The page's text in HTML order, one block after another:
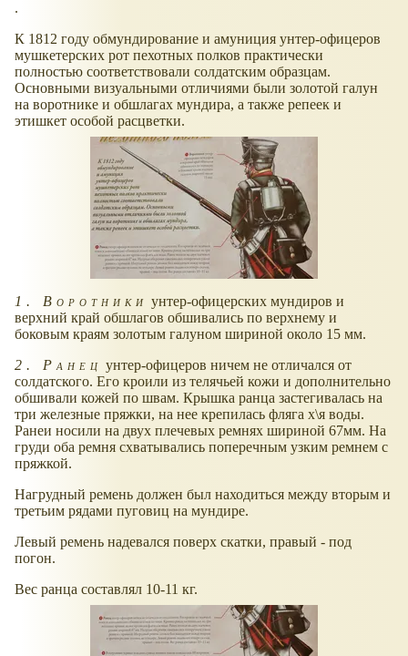
.
К 1812 году обмундирование и амуниция унтер-офицеров
мушкетерских рот пехотных полков практически
полностью соответствовали солдатским образцам.
Основными визуальными отличиями были золотой галун
на воротнике и обшлагах мундира, а также репеек и
этишкет особой расцветки.
1. Воротники унтер-офицерских мундиров и
верхний край обшлагов обшивались по верхнему и
боковым краям золотым галуном шириной около 15 мм.
2. Ранец унтер-офицеров ничем не отличался от
солдатского. Его кроили из телячьей кожи и дополнительно
обшивали кожей по швам. Крышка ранца застегивалась на
три железные пряжки, на нее крепилась фляга х\я воды.
Ранеи носили на двух плечевых ремнях шириной 67мм. На
груди оба ремня схватывались поперечным узким ремнем с
пряжкой.
Нагрудный ремень должен был находиться между вторым и
третьим рядами пуговиц на мундире.
Левый ремень надевался поверх скатки, правый - под
погон.
Вес ранца составлял 10-11 кг.